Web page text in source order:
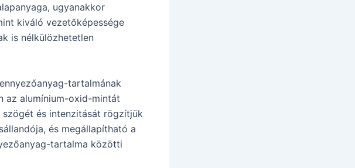
ugyanakkor
kiváló vezetőképessége
is nélkülözhetetlen
tartalmának
az alumínium-oxid-mintát
és intenzitását rögzítjük
és megállapítható a
tartalma közötti